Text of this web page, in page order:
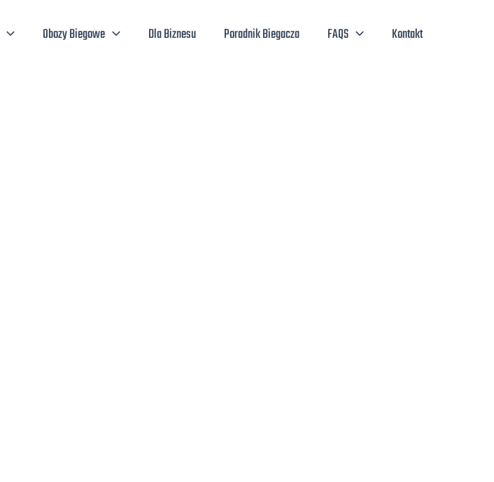
Obozy Biegowe Dla Biznesu Poradnik Biegacza FAQS Kontakt